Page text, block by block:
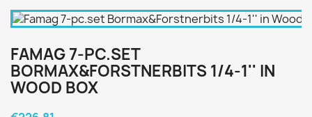
FAMAG 7-PC.SET
BORMAX&FORSTNERBITS 1/4-1'' IN
WOOD BOX